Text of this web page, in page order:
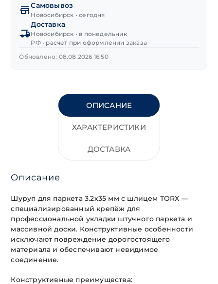
цинк
3,2х35 мм
TORX10
Самовывоз
Новосибирск • сегодня
Доставка
Новосибирск • в понедельник
РФ • расчет при оформлении заказа
Обновлено: 08.08.2026 16:50
ОПИСАНИЕ
ХАРАКТЕРИСТИКИ
ДОСТАВКА
Описание
Шуруп для паркета 3.2х35 мм с шлицем TORX —
специализированный крепёж для
профессиональной укладки штучного паркета и
массивной доски. Конструктивные особенности
исключают повреждение дорогостоящего
материала и обеспечивают невидимое
соединение.
Конструктивные преимущества: